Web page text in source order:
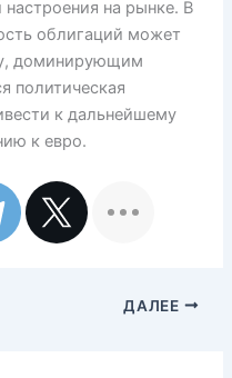
на рынке. В
облигаций может
доминирующим
политическая
к дальнейшему
к евро.
ДАЛЕЕ